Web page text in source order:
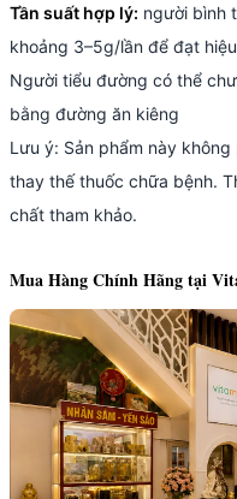
Tần suất hợp lý: người bình
khoảng 3–5g/lần để đạt
Người tiểu đường có thể
bằng đường ăn kiêng
Lưu ý: Sản phẩm này
thay thế thuốc chữa bệnh.
chất tham khảo.
Mua Hàng Chính Hãng tại